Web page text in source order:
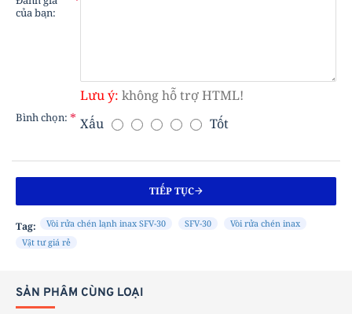
của bạn:
Lưu ý: không hỗ trợ HTML!
N
H
C
Ọ
Bình chọn: Xấu Tốt
TIẾP TỤC
Tag: Vòi rửa chén lạnh inax SFV-30 SFV-30
Vòi rửa chén inax
Vật tư giá rẻ
SẢN PHẨM CÙNG LOẠI